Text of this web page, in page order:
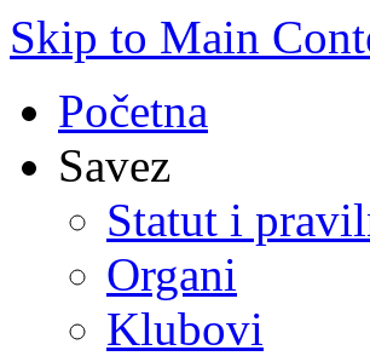
Skip to Main
Početna
Savez
Statut i
Organi
Klubovi